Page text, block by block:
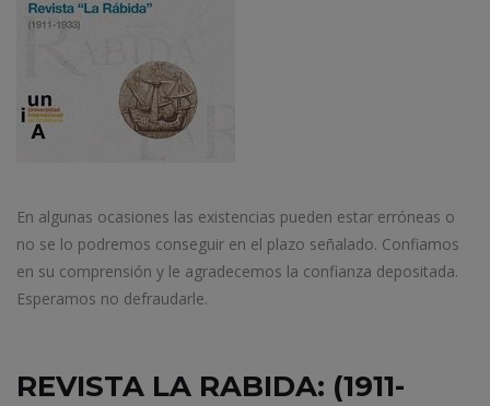
En algunas ocasiones las existencias pueden estar erróneas o
no se lo podremos conseguir en el plazo señalado. Confiamos
en su comprensión y le agradecemos la confianza depositada.
Esperamos no defraudarle.
REVISTA LA RABIDA: (1911-